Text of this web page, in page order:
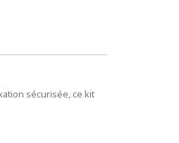
sécurisée, ce kit